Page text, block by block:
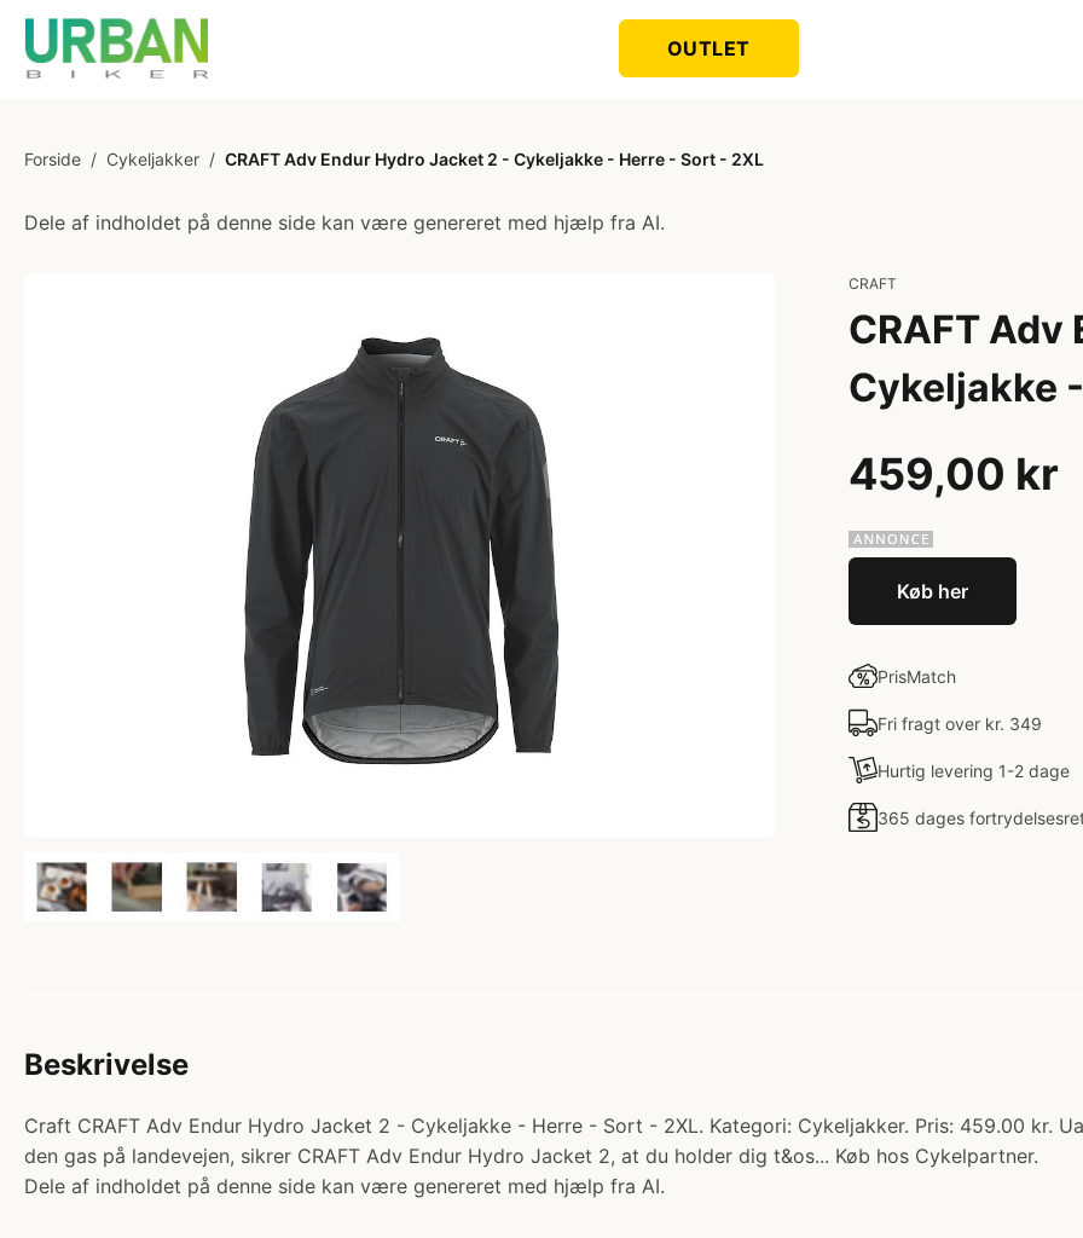
OUTLET
Forside / Cykeljakker / CRAFT Adv Endur Hydro Jacket 2 - Cykeljakke - Herre - Sort - 2XL
Dele af indholdet på denne side kan være genereret med hjælp fra AI.
CRAFT
CRAFT Adv
Cykeljakke
459,00 kr
Køb her
PrisMatch
Fri fragt over kr. 349
Hurtig levering 1-2 dage
365 dages
Beskrivelse
Craft CRAFT Adv Endur Hydro Jacket 2 - Cykeljakke - Herre - Sort - 2XL. Kategori: Cykeljakker. Pris: 459.00 kr.
den gas på landevejen, sikrer CRAFT Adv Endur Hydro Jacket 2, at du holder dig t&os... Køb hos Cykelpartner.
Dele af indholdet på denne side kan være genereret med hjælp fra AI.